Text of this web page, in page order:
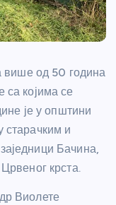
више од 50 година
са којима се
је у општини
старачким и
Бачина,
крста.
Виолете